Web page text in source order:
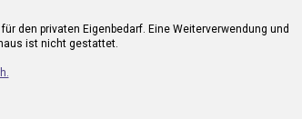
den privaten Eigenbedarf. Eine Weiterverwendung und
ist nicht gestattet.